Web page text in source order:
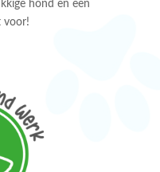
hond en een
voor!